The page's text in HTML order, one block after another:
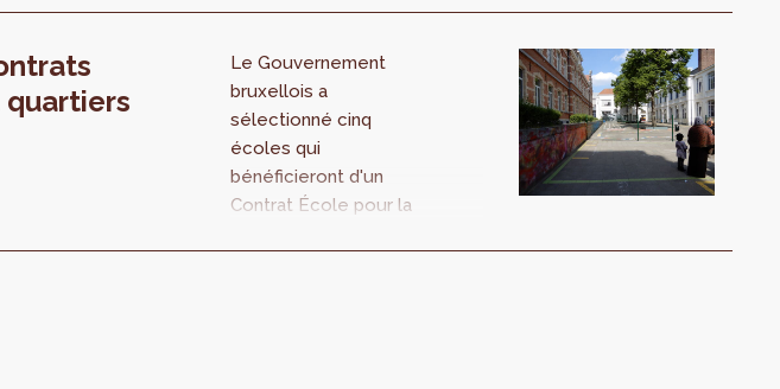
quartiers
Le Gouvernement
bruxellois a
sélectionné cinq
écoles qui
bénéficieront d'un
Contrat École pour la